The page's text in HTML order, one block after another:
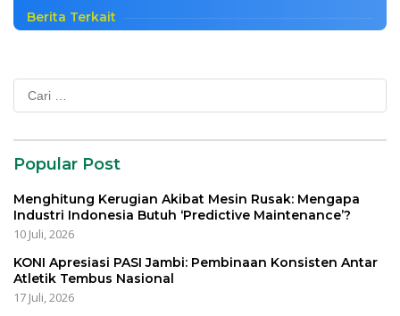
Berita Terkait
Popular Post
Menghitung Kerugian Akibat Mesin Rusak: Mengapa
Industri Indonesia Butuh ‘Predictive Maintenance’?
10 Juli, 2026
KONI Apresiasi PASI Jambi: Pembinaan Konsisten Antar
Atletik Tembus Nasional
17 Juli, 2026